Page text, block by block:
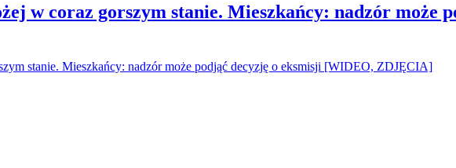
w coraz gorszym stanie. Mieszkańcy: nadzór może